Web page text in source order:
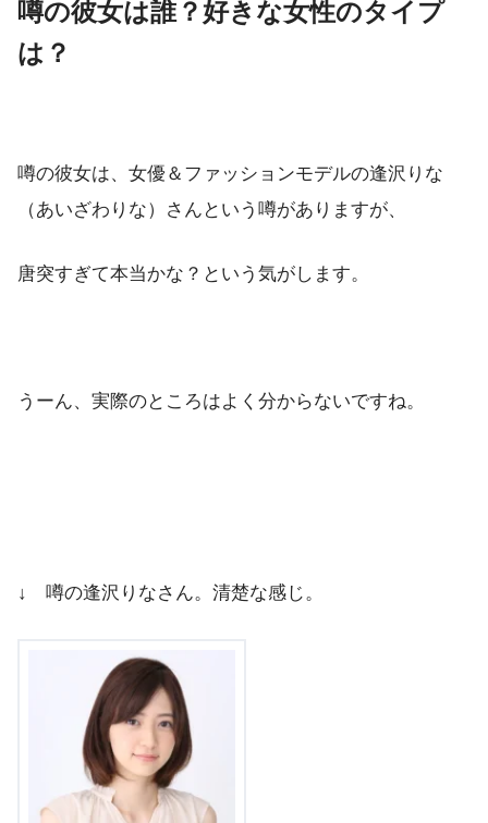
噂の彼女は誰？好きな女性のタイプ
は？
噂の彼女は、女優＆ファッションモデルの逢沢りな
（あいざわりな）さんという噂がありますが、
唐突すぎて本当かな？という気がします。
うーん、実際のところはよく分からないですね。
↓ 噂の逢沢りなさん。清楚な感じ。